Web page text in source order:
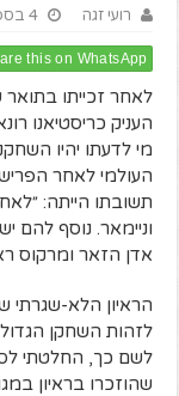
רועי זגה 4 בספטמבר 2017
this on WhatsApp
לאחר זכייתו
העניק כריסטיאנו
מי לדעתו יהיו
העולמי לאחר
תשובתו הייתה:
וניימאר. נוסף
אדן הזאר ומרקוס
הראיון הלא-שגרתי
לזהות השחקן
לשם כך, החלטתי
שהוזכרו בראיון